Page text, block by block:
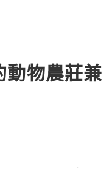
動物農莊兼